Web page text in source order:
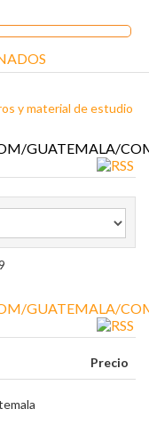
y material de estudio
Precio